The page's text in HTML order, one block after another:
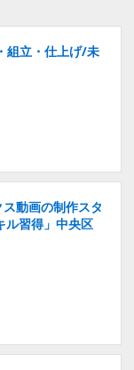
組立・仕上げ/未
動画の制作スタ
ル習得」中央区